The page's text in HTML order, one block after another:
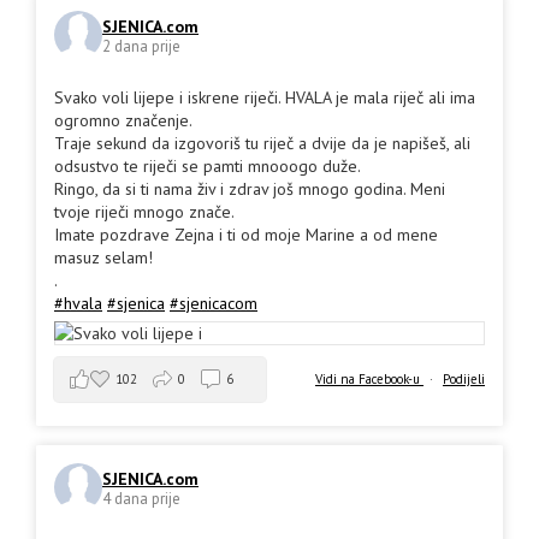
SJENICA.com
2 dana prije
Svako voli lijepe i iskrene riječi. HVALA je mala riječ ali ima
ogromno značenje.
Traje sekund da izgovoriš tu riječ a dvije da je napišeš, ali
odsustvo te riječi se pamti mnooogo duže.
Ringo, da si ti nama živ i zdrav još mnogo godina. Meni
tvoje riječi mnogo znače.
Imate pozdrave Zejna i ti od moje Marine a od mene
masuz selam!
.
#hvala #sjenica #sjenicacom
Vidi na Facebook-u · Podijeli
102 0 6
SJENICA.com
4 dana prije